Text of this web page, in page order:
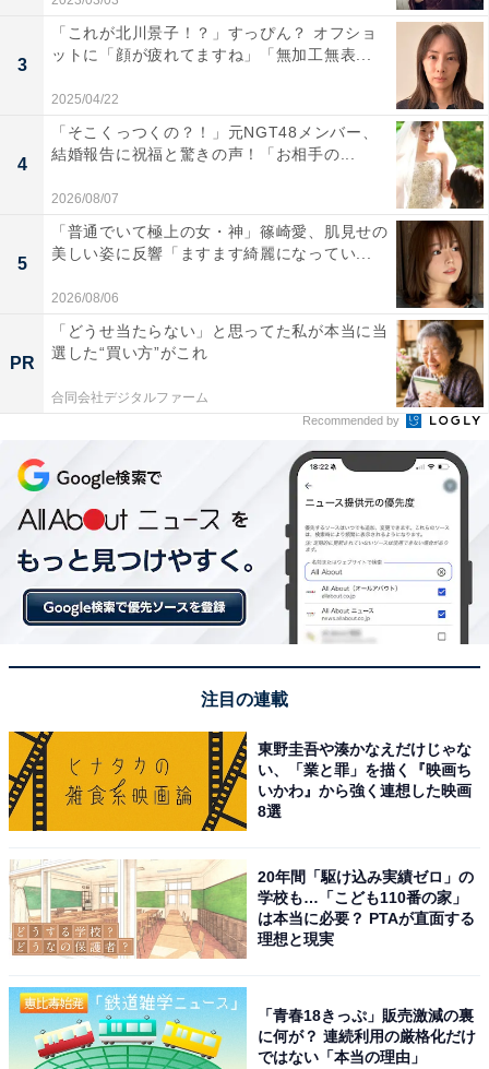
3
「これが北川景子！？」すっぴん？ オフショ
ットに「顔が疲れてますね」「無加工無表...
2025/04/22
4
「そこくっつくの？！」元NGT48メンバー、
結婚報告に祝福と驚きの声！「お相手の...
2026/08/07
5
「普通でいて極上の女・神」篠崎愛、肌見せの
美しい姿に反響「ますます綺麗になってい...
2026/08/06
PR
「どうせ当たらない」と思ってた私が本当に当
選した“買い方”がこれ
合同会社デジタルファーム
Recommended by
注目の連載
東野圭吾や湊かなえだけじゃな
い、「業と罪」を描く『映画ち
いかわ』から強く連想した映画
8選
20年間「駆け込み実績ゼロ」の
学校も…「こども110番の家」
は本当に必要？ PTAが直面する
理想と現実
「青春18きっぷ」販売激減の裏
に何が？ 連続利用の厳格化だけ
ではない「本当の理由」